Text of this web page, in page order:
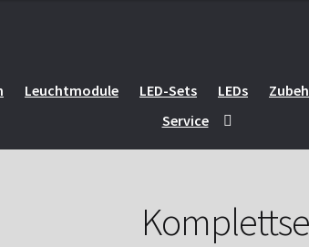
Leuchtmodule LED-Sets LEDs
Service